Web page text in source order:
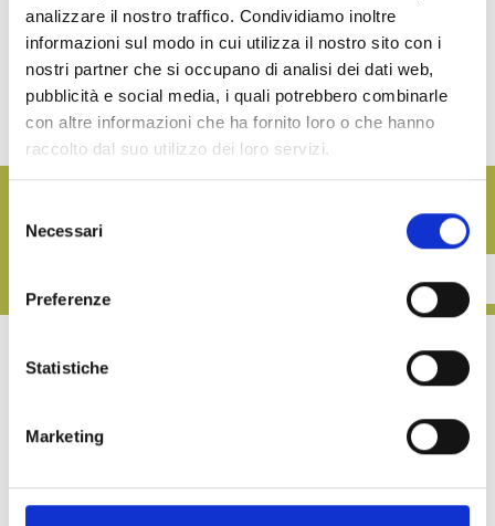
analizzare il nostro traffico. Condividiamo inoltre
informazioni sul modo in cui utilizza il nostro sito con i
nostri partner che si occupano di analisi dei dati web,
pubblicità e social media, i quali potrebbero combinarle
con altre informazioni che ha fornito loro o che hanno
raccolto dal suo utilizzo dei loro servizi.
delNecessari
Preferenze
Statistiche
Marketing
Renna was proud to take part in theAnugaFair 2015 in Cologne. Anuga
is the most important international event dedicated to the food and
beverage industry and it was an awesome opportunity for our company
to spread the Italian food culture in the world.